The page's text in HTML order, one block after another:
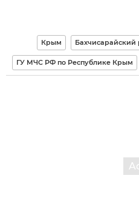
Крым Бахчисарайский
ГУ МЧС РФ по Республике Крым